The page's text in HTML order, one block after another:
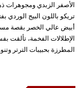
الأصفر الزبدي ومجوهرات
تريكو باللون البيج
أبيض عالي الخصر بقصة
الإطلالات الفخمة، تألقت
المطرزة بحبيبات الترتر وتنو...